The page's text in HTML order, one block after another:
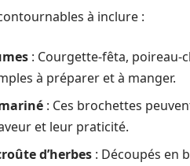
à inclure :
: Courgette-fêta, poireau-
à préparer et à manger.
: Ces brochettes
et leur praticité.
d’herbes : Découpés en